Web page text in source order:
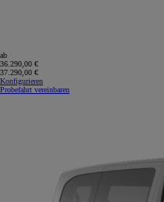
ab
36.290,00 €
37.290,00 €
Konfigurieren
Probefahrt vereinbaren